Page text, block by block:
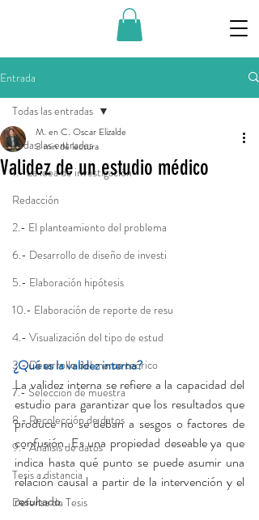
Entrada
Todas las entradas
1.- La idea de investigación
Redacción
2.- El planteamiento del problema
6.- Desarrollo de diseño de investi
5.- Elaboración hipótesis
10.- Elaboración de reporte de resu
4.- Visualización del tipo de estud
3.- Desarrollo del marco teórico
7.- Seleccion de muestra
8.- Recolección de datos
9.- Análisis de datos
Tesis a distancia
Defensa de Tesis
Todas las entradas
Validez de un estudio médico
M. en C. Oscar Elizalde
3 min de lectura
¿Qué es la validez interna?
La validez interna se refiere a la capacidad del
estudio para garantizar que los resultados que
produce no se deban a sesgos o factores de
confusión. Es una propiedad deseable ya que
indica hasta qué punto se puede asumir una
relación causal a partir de la intervención y el
resultado.